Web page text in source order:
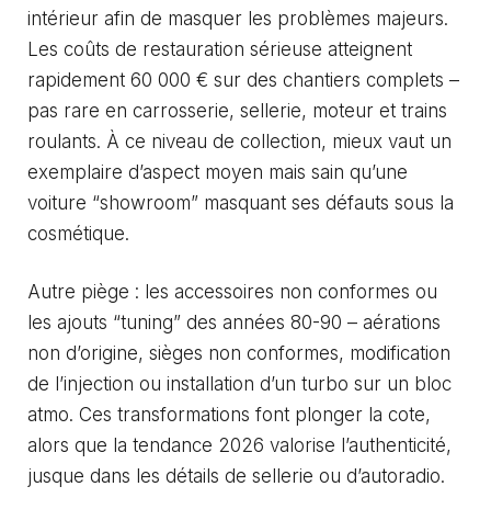
intérieur afin de masquer les problèmes majeurs.
Les coûts de restauration sérieuse atteignent
rapidement 60 000 € sur des chantiers complets –
pas rare en carrosserie, sellerie, moteur et trains
roulants. À ce niveau de collection, mieux vaut un
exemplaire d’aspect moyen mais sain qu’une
voiture “showroom” masquant ses défauts sous la
cosmétique.
Autre piège : les accessoires non conformes ou
les ajouts “tuning” des années 80-90 – aérations
non d’origine, sièges non conformes, modification
de l’injection ou installation d’un turbo sur un bloc
atmo. Ces transformations font plonger la cote,
alors que la tendance 2026 valorise l’authenticité,
jusque dans les détails de sellerie ou d’autoradio.